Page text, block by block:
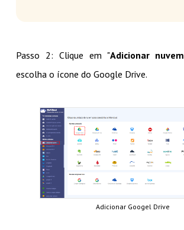
Passo 2: Clique em "Adicionar nuvem
escolha o ícone do Google Drive.
Adicionar Googel Drive